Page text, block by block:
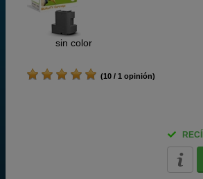
sin color
(10 / 1 opinión)